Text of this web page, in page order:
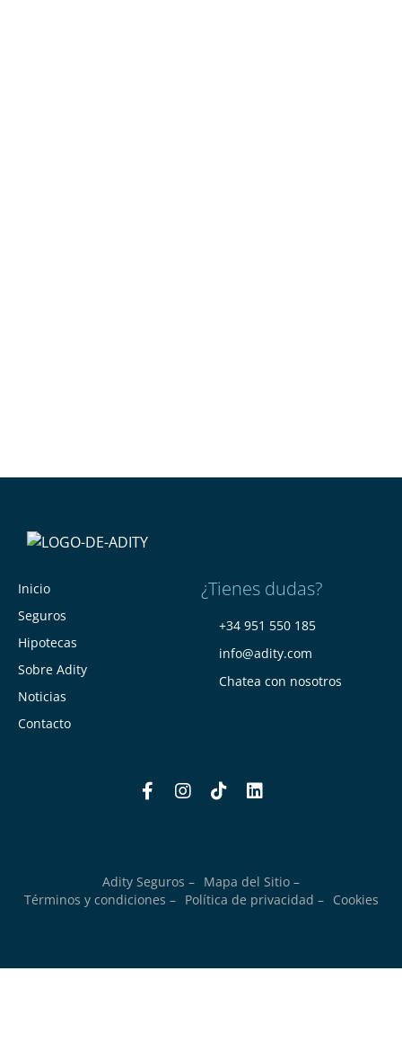
Inicio
Seguros
Hipotecas
Sobre Adity
Noticias
Contacto
¿Tienes dudas?
+34 951 550 185
info@adity.com
Chatea con nosotros
Adity Seguros – Mapa del Sitio –
Términos y condiciones –
Política de privacidad – Cookies